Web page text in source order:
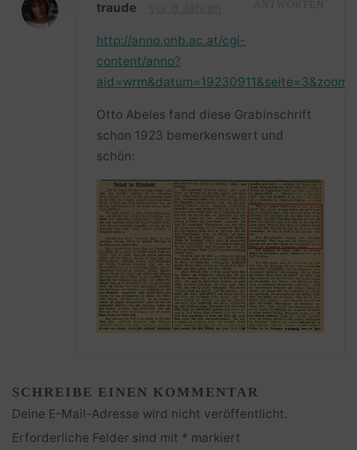
traude
http://anno.onb.ac.at/cgi-
content/anno?
Otto Abeles fand diese Grabinschrift
schon 1923 bemerkenswert und
schön:
SCHREIBE EINEN KOMMENTAR
Deine E-Mail-Adresse wird nicht veröffentlicht.
Erforderliche Felder sind mit * markiert